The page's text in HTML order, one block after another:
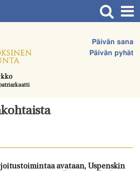
Päivän sana
Päivän pyhät
avataan, Uspenskin